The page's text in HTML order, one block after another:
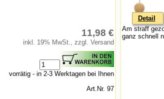
11,98 €
inkl. 19% MwSt., zzgl. Versand
vorrätig - in 2-3 Werktagen bei Ihnen
Art.Nr. 97
Detail
Am straff
ganz schnell